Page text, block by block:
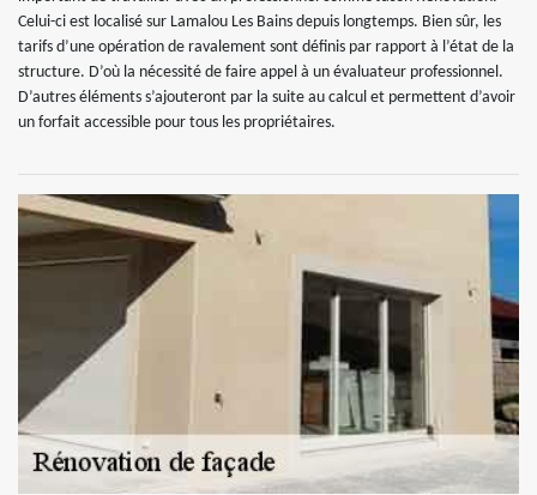
Celui-ci est localisé sur Lamalou Les Bains depuis longtemps. Bien sûr, les
tarifs d’une opération de ravalement sont définis par rapport à l’état de la
structure. D’où la nécessité de faire appel à un évaluateur professionnel.
D’autres éléments s’ajouteront par la suite au calcul et permettent d’avoir
un forfait accessible pour tous les propriétaires.